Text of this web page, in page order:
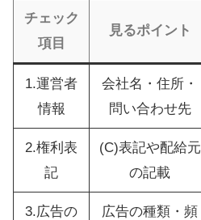
チェック
項目
見るポイント
1.運営者
情報
会社名・住所・
問い合わせ先
2.権利表
記
(C)表記や配給元
の記載
3.広告の
広告の種類・頻